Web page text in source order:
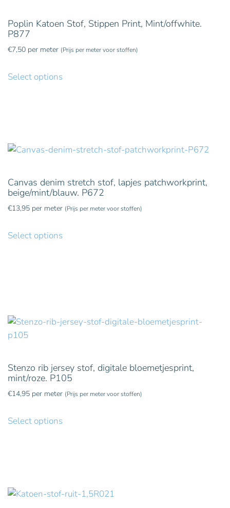
Poplin Katoen Stof, Stippen Print, Mint/offwhite.
P877
€7,50 per meter (Prijs per meter voor stoffen)
Select options
Canvas denim stretch stof, lapjes patchworkprint,
beige/mint/blauw. P672
€13,95 per meter (Prijs per meter voor stoffen)
Select options
Stenzo rib jersey stof, digitale bloemetjesprint,
mint/roze. P105
€14,95 per meter (Prijs per meter voor stoffen)
Select options